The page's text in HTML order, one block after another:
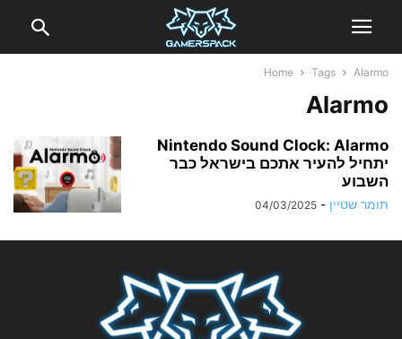
Home Tags Alarmo
Alarmo
Nintendo Sound Clock: Alarmo
יתחיל להעיר אתכם בישראל כבר
השבוע
תומר שטיין -
04/03/2025